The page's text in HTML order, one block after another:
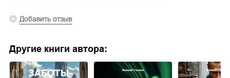
Добавить отзыв
Другие книги автора: